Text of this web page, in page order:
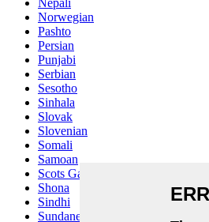
Nepali
Norwegian
Pashto
Persian
Punjabi
Serbian
Sesotho
Sinhala
Slovak
Slovenian
Somali
Samoan
Scots Gaelic
Shona
Sindhi
Sundanese